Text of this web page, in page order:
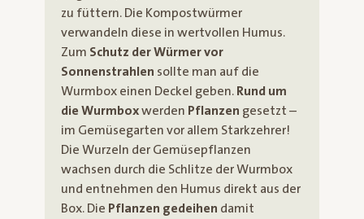
zu füttern. Die Kompostwürmer
verwandeln diese in wertvollen Humus.
Zum Schutz der Würmer vor
Sonnenstrahlen sollte man auf die
Wurmbox einen Deckel geben. Rund um
die Wurmboxwerden Pflanzen gesetzt –
im Gemüsegarten vor allem Starkzehrer!
Die Wurzeln der Gemüsepflanzen
wachsen durch die Schlitze der Wurmbox
und entnehmen den Humus direkt aus der
Box. Die Pflanzen gedeihen damit